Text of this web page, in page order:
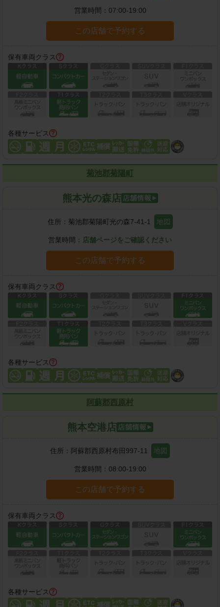
営業時間： 07:00-19:00
この店舗で予約する
保有車両クラス
各種サービス
菊池郡菊陽町
熊本光の森店
住所： 菊池郡菊陽町光の森7-41-1 地図
営業時間： 店舗ページをご確認ください
この店舗で予約する
保有車両クラス
各種サービス
阿蘇郡西原村
熊本空港店
住所： 阿蘇郡西原村布田997-11 地図
営業時間： 08:00-19:00
この店舗で予約する
保有車両クラス
各種サービス